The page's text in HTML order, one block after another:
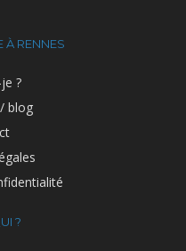
À RENNES
?
blog
?